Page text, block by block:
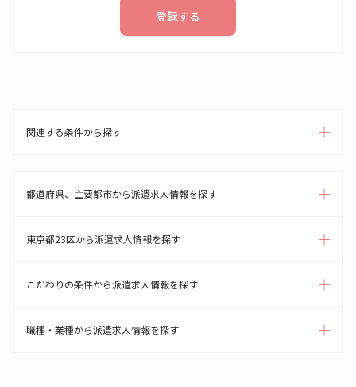
登録する
関連する条件から探す
都道府県、主要都市から派遣求人情報を探す
東京都23区から派遣求人情報を探す
こだわりの条件から派遣求人情報を探す
職種・業種から派遣求人情報を探す